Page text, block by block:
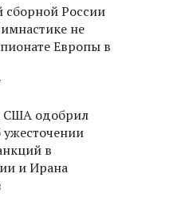
России
не
Европы в
США одобрил
ужесточении
в
и Ирана